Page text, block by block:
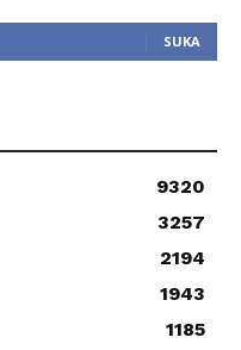
SUKA
9320
3257
2194
1943
1185